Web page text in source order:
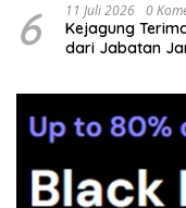
6 11 Juli 2026 0
Kejagung
dari Jabatan